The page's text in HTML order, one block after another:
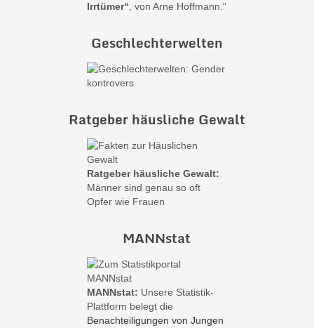
Irrtümer“ , von Arne Hoffmann.“
Geschlechterwelten
Ratgeber häusliche Gewalt
Ratgeber häusliche Gewalt:
Männer sind genau so oft
Opfer wie Frauen
MANNstat
MANNstat: Unsere Statistik-
Plattform belegt die
Benachteiligungen von Jungen